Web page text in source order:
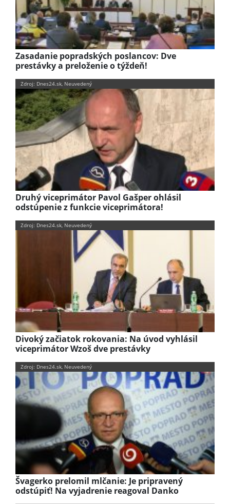
Zasadanie popradských poslancov: Dve
prestávky a preloženie o týždeň!
Zdroj: Dnes24.sk, Neuvedený
Druhý viceprimátor Pavol Gašper ohlásil
odstúpenie z funkcie viceprimátora!
Zdroj: Dnes24.sk, Neuvedený
Divoký začiatok rokovania: Na úvod vyhlásil
viceprimátor Wzoš dve prestávky
Zdroj: Dnes24.sk, Neuvedený
Švagerko prelomil mlčanie: Je pripravený
odstúpiť! Na vyjadrenie reagoval Danko